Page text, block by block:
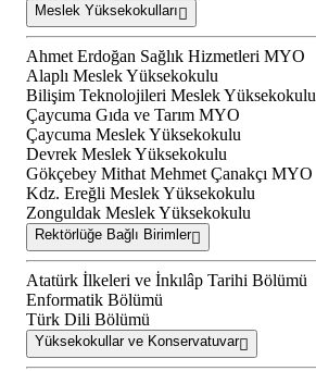
Meslek Yüksekokulları
Ahmet Erdoğan Sağlık Hizmetleri MYO
Alaplı Meslek Yüksekokulu
Bilişim Teknolojileri Meslek Yüksekokulu
Çaycuma Gıda ve Tarım MYO
Çaycuma Meslek Yüksekokulu
Devrek Meslek Yüksekokulu
Gökçebey Mithat Mehmet Çanakçı MYO
Kdz. Ereğli Meslek Yüksekokulu
Zonguldak Meslek Yüksekokulu
Rektörlüğe Bağlı Birimler
Atatürk İlkeleri ve İnkılâp Tarihi Bölümü
Enformatik Bölümü
Türk Dili Bölümü
Yüksekokullar ve Konservatuvar